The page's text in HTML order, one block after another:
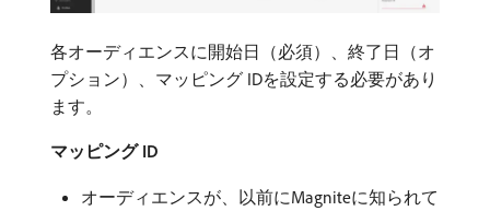
各オーディエンスに開始日（必須）、終了日（オ
プション）、マッピング IDを設定する必要があり
ます。
マッピング ID
オーディエンスが、以前にMagniteに知られて